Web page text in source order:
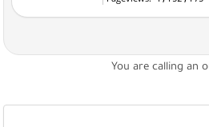
You are calling an